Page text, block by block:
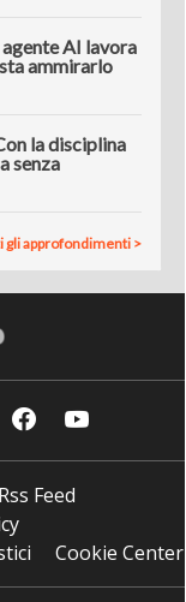
AI lavora
ammirarlo
la disciplina
senza
gli approfondimenti >
Rss Feed
Cookie Center